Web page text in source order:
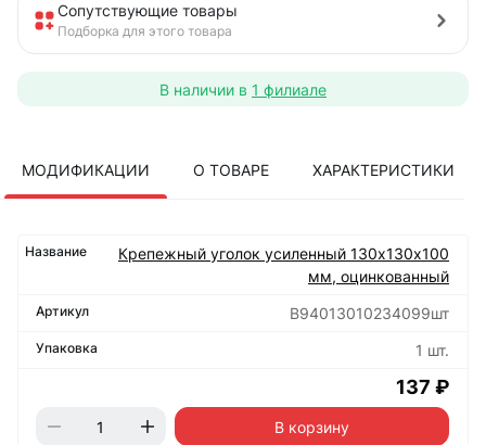
Сопутствующие товары
Подборка для этого товара
В наличии в 1 филиале
МОДИФИКАЦИИ О ТОВАРЕ ХАРАКТЕРИСТИКИ
Крепежный уголок усиленный 130х130х100
мм, оцинкованный
B94013010234099шт
1 шт.
137 ₽
В корзину